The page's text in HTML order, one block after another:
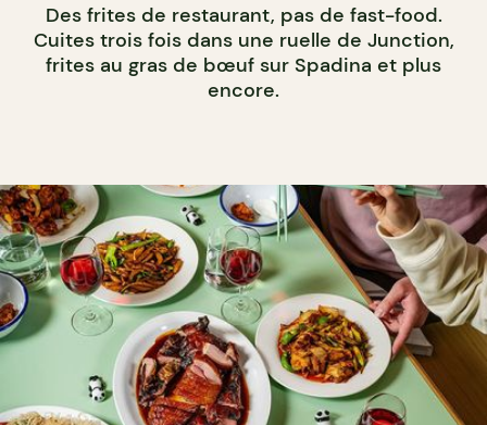
Des frites de restaurant, pas de fast-food.
Cuites trois fois dans une ruelle de Junction,
frites au gras de bœuf sur Spadina et plus
encore.